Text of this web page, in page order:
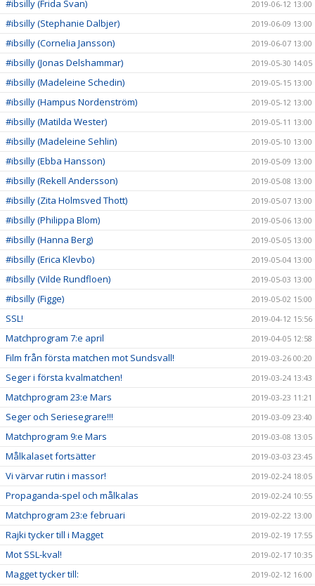
#ibsilly (Frida Svan) 2019-06-12 13:00
#ibsilly (Stephanie Dalbjer) 2019-06-09 13:00
#ibsilly (Cornelia Jansson) 2019-06-07 13:00
#ibsilly (Jonas Delshammar) 2019-05-30 14:05
#ibsilly (Madeleine Schedin) 2019-05-15 13:00
#ibsilly (Hampus Nordenström) 2019-05-12 13:00
#ibsilly (Matilda Wester) 2019-05-11 13:00
#ibsilly (Madeleine Sehlin) 2019-05-10 13:00
#ibsilly (Ebba Hansson) 2019-05-09 13:00
#ibsilly (Rekell Andersson) 2019-05-08 13:00
#ibsilly (Zita Holmsved Thott) 2019-05-07 13:00
#ibsilly (Philippa Blom) 2019-05-06 13:00
#ibsilly (Hanna Berg) 2019-05-05 13:00
#ibsilly (Erica Klevbo) 2019-05-04 13:00
#ibsilly (Vilde Rundfloen) 2019-05-03 13:00
#ibsilly (Figge) 2019-05-02 15:00
SSL! 2019-04-12 15:56
Matchprogram 7:e april 2019-04-05 12:58
Film från första matchen mot Sundsvall! 2019-03-26 00:20
Seger i första kvalmatchen! 2019-03-24 13:43
Matchprogram 23:e Mars 2019-03-23 11:21
Seger och Seriesegrare!!! 2019-03-09 23:40
Matchprogram 9:e Mars 2019-03-08 13:05
Målkalaset fortsätter 2019-03-03 23:45
Vi värvar rutin i massor! 2019-02-24 18:05
Propaganda-spel och målkalas 2019-02-24 10:55
Matchprogram 23:e februari 2019-02-22 13:00
Rajki tycker till i Magget 2019-02-19 17:55
Mot SSL-kval! 2019-02-17 10:35
Magget tycker till: 2019-02-12 16:00